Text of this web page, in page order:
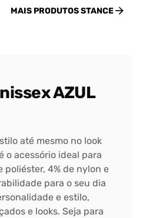
MAIS PRODUTOSSTANCE
AZUL
até mesmo no look
o acessório ideal para
poliéster, 4% de nylon e
para o seu dia
e estilo,
e looks. Seja para